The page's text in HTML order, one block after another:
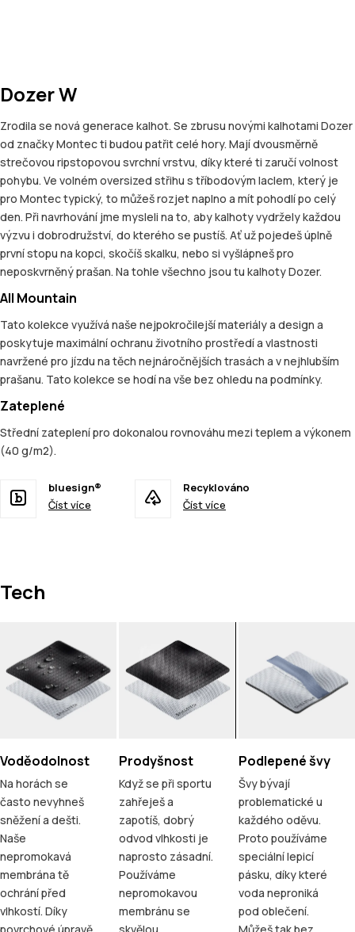
Dozer W
Zrodila se nová generace kalhot. Se zbrusu novými kalhotami Dozer
od značky Montec ti budou patřit celé hory. Mají dvousměrně
strečovou ripstopovou svrchní vrstvu, díky které ti zaručí volnost
pohybu. Ve volném oversized střihu s tříbodovým laclem, který je
pro Montec typický, to můžeš rozjet naplno a mít pohodlí po celý
den. Při navrhování jme mysleli na to, aby kalhoty vydržely každou
výzvu i dobrodružství, do kterého se pustíš. Ať už pojedeš úplně
první stopu na kopci, skočíš skalku, nebo si vyšlápneš pro
neposkvrněný prašan. Na tohle všechno jsou tu kalhoty Dozer.
All Mountain
Tato kolekce využívá naše nejpokročilejší materiály a design a
poskytuje maximální ochranu životního prostředí a vlastnosti
navržené pro jízdu na těch nejnáročnějších trasách a v nejhlubším
prašanu. Tato kolekce se hodí na vše bez ohledu na podmínky.
Zateplené
Střední zateplení pro dokonalou rovnováhu mezi teplem a výkonem
(40 g/m2).
bluesign®
Číst více
Recyklováno
Číst více
Tech
Voděodolnost
Na horách se
často nevyhneš
sněžení a dešti.
Naše
nepromokavá
membrána tě
ochrání před
vlhkostí. Díky
Prodyšnost
Když se při sportu
zahřeješ a
zapotíš, dobrý
odvod vlhkosti je
naprosto zásadní.
Používáme
nepromokavou
membránu se
Podlepené švy
Švy bývají
problematické u
každého oděvu.
Proto používáme
speciální lepicí
pásku, díky které
voda neproniká
pod oblečení.